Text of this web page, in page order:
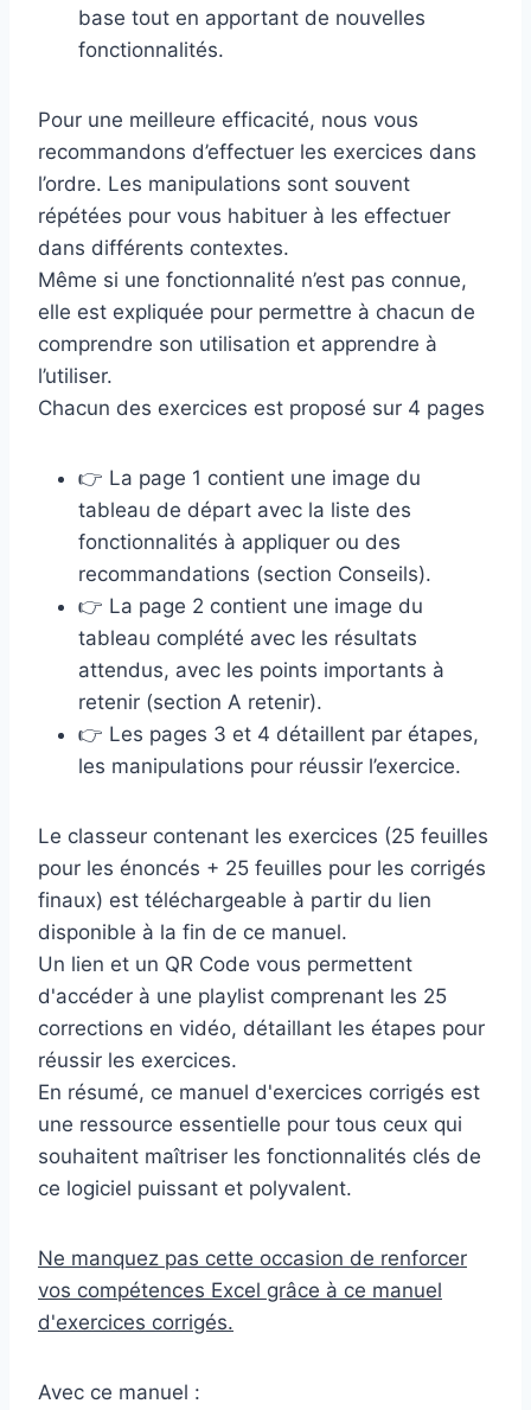
base tout en apportant de nouvelles
fonctionnalités.
Pour une meilleure efficacité, nous vous
recommandons d’effectuer les exercices dans
l’ordre. Les manipulations sont souvent
répétées pour vous habituer à les effectuer
dans différents contextes.
Même si une fonctionnalité n’est pas connue,
elle est expliquée pour permettre à chacun de
comprendre son utilisation et apprendre à
l’utiliser.
Chacun des exercices est proposé sur 4 pages
👉 La page 1 contient une image du
tableau de départ avec la liste des
fonctionnalités à appliquer ou des
recommandations (section Conseils).
👉 La page 2 contient une image du
tableau complété avec les résultats
attendus, avec les points importants à
retenir (section A retenir).
👉 Les pages 3 et 4 détaillent par étapes,
les manipulations pour réussir l’exercice.
Le classeur contenant les exercices (25 feuilles
pour les énoncés + 25 feuilles pour les corrigés
finaux) est téléchargeable à partir du lien
disponible à la fin de ce manuel.
Un lien et un QR Code vous permettent
d'accéder à une playlist comprenant les 25
corrections en vidéo, détaillant les étapes pour
réussir les exercices.
En résumé, ce manuel d'exercices corrigés est
une ressource essentielle pour tous ceux qui
souhaitent maîtriser les fonctionnalités clés de
ce logiciel puissant et polyvalent.
Ne manquez pas cette occasion de renforcer
vos compétences Excel grâce à ce manuel
d'exercices corrigés.
Avec ce manuel :